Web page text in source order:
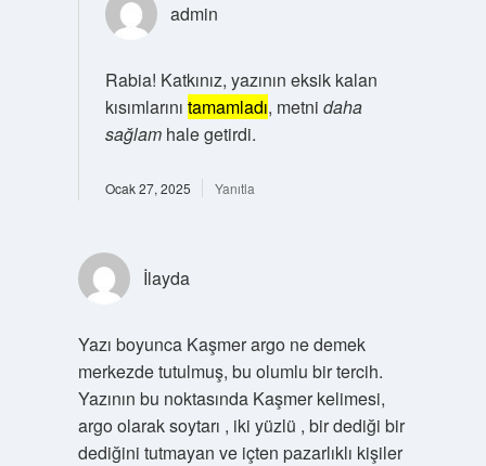
admin
Rabia! Katkınız, yazının eksik kalan
kısımlarını tamamladı, metni daha
sağlamhale getirdi.
Ocak 27, 2025 Yanıtla
İlayda
Yazı boyunca Kaşmer argo ne demek
merkezde tutulmuş, bu olumlu bir tercih.
Yazının bu noktasında Kaşmer kelimesi,
argo olarak soytarı , iki yüzlü , bir dediği bir
dediğini tutmayan ve içten pazarlıklı kişiler